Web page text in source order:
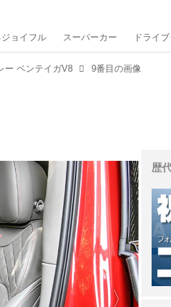
ョイフル スーパーカー ドライ
ー ベンテイガV8 9番目の画像
歴